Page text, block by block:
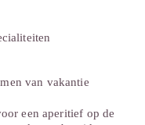
van vakantie
een aperitief op de